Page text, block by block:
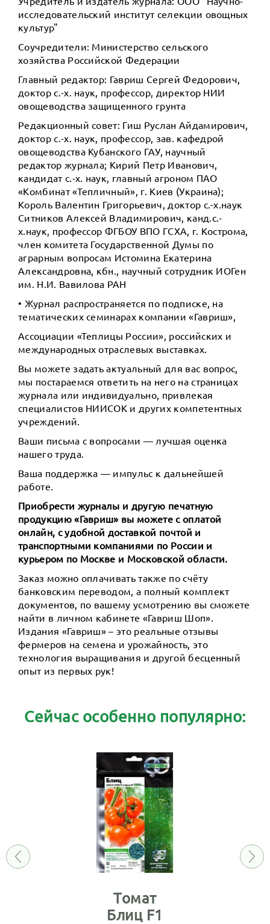
исследовательский институт селекции овощных
культур"
Соучредители: Министерство сельского
хозяйства Российской Федерации
Главный редактор: Гавриш Сергей Федорович,
доктор с.-х. наук, профессор, директор НИИ
овощеводства защищенного грунта
Редакционный совет: Гиш Руслан Айдамирович,
доктор с.-х. наук, профессор, зав. кафедрой
овощеводства Кубанского ГАУ, научный
редактор журнала; Кирий Петр Иванович,
кандидат с.-х. наук, главный агроном ПАО
«Комбинат «Тепличный», г. Киев (Украина);
Король Валентин Григорьевич, доктор с.-х.наук
Ситников Алексей Владимирович, канд.с.-
х.наук, профессор ФГБОУ ВПО ГСХА, г. Кострома,
член комитета Государственной Думы по
аграрным вопросам Истомина Екатерина
Александровна, кбн., научный сотрудник ИОГен
им. Н.И. Вавилова РАН
• Журнал распространяется по подписке, на
тематических семинарах компании «Гавриш»,
Ассоциации «Теплицы России», российских и
международных отраслевых выставках.
Вы можете задать актуальный для вас вопрос,
мы постараемся ответить на него на страницах
журнала или индивидуально, привлекая
специалистов НИИСОК и других компетентных
учреждений.
Ваши письма с вопросами — лучшая оценка
нашего труда.
Ваша поддержка — импульс к дальнейшей
работе.
Приобрести журналы и другую печатную
продукцию «Гавриш» вы можете с оплатой
онлайн, с удобной доставкой почтой и
транспортными компаниями по России и
курьером по Москве и Московской области.
Заказ можно оплачивать также по счёту
банковским переводом, а полный комплект
документов, по вашему усмотрению вы сможете
найти в личном кабинете «Гавриш Шоп».
Издания «Гавриш» – это реальные отзывы
фермеров на семена и урожайность, это
технология выращивания и другой бесценный
опыт из первых рук!
Сейчас особенно популярно:
Томат
Блиц F1